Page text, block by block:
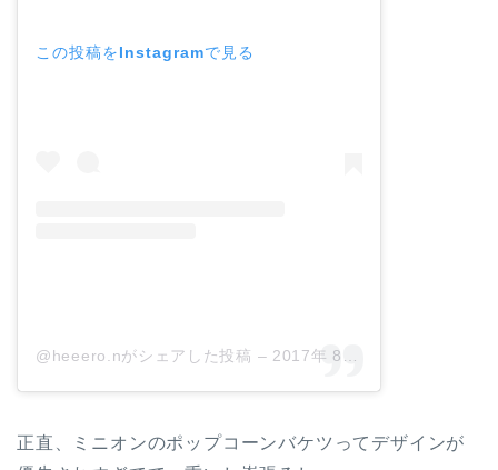
この投稿をInstagramで見る
@heeero.nがシェアした投稿 – 2017年 8月月4日午後6時44分PDT
正直、ミニオンのポップコーンバケツってデザインが